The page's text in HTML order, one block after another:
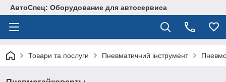
АвтоСпец: Оборудование для автосервиса
Товари та послуги Пневматичний інструмент